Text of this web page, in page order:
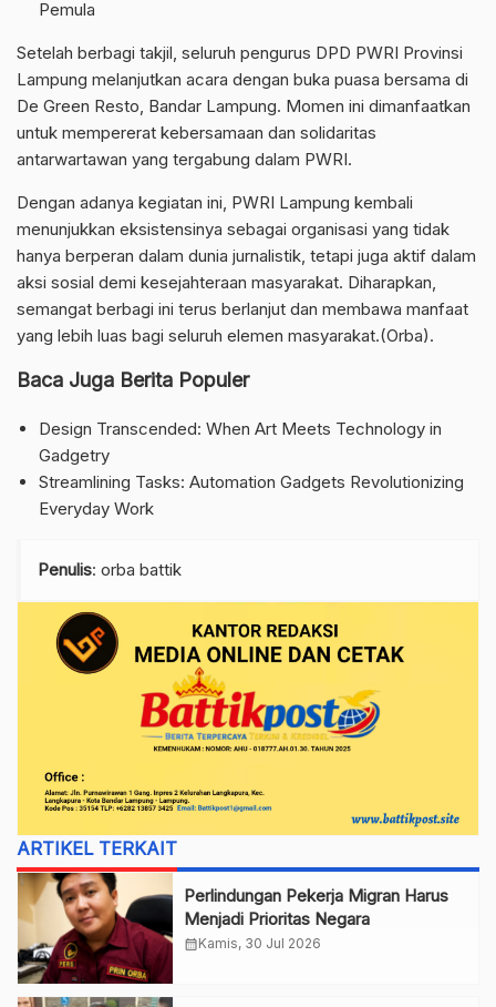
Pemula
Setelah berbagi takjil, seluruh pengurus DPD PWRI Provinsi
Lampung melanjutkan acara dengan buka puasa bersama di
De Green Resto, Bandar Lampung. Momen ini dimanfaatkan
untuk mempererat kebersamaan dan solidaritas
antarwartawan yang tergabung dalam PWRI.
Dengan adanya kegiatan ini, PWRI Lampung kembali
menunjukkan eksistensinya sebagai organisasi yang tidak
hanya berperan dalam dunia jurnalistik, tetapi juga aktif dalam
aksi sosial demi kesejahteraan masyarakat. Diharapkan,
semangat berbagi ini terus berlanjut dan membawa manfaat
yang lebih luas bagi seluruh elemen masyarakat.(Orba).
Baca Juga Berita Populer
Design Transcended: When Art Meets Technology in
Gadgetry
Streamlining Tasks: Automation Gadgets Revolutionizing
Everyday Work
Penulis: orba battik
ARTIKEL TERKAIT
Perlindungan Pekerja Migran Harus
Menjadi Prioritas Negara
calendar_monthKamis, 30 Jul 2026